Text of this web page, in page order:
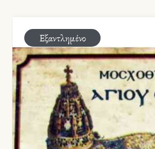
Εξαντλημένο